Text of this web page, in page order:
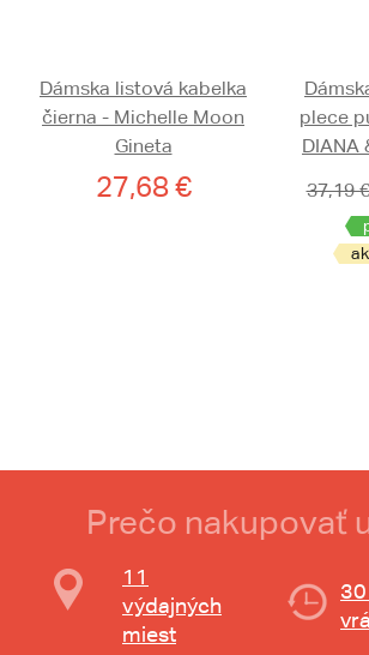
Dámska listová kabelka
čierna - Michelle Moon
Gineta
27,68 €
plece
DIANA
37,19 €
Prečo nakupovať
11
výdajných
miest